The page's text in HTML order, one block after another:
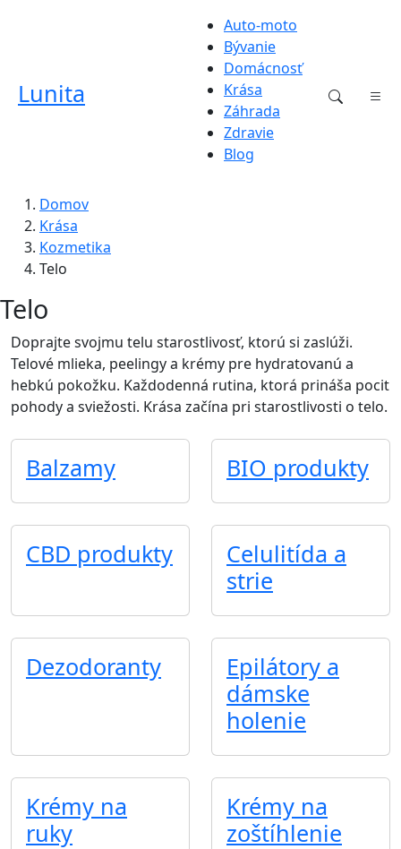
Lunita
Auto-moto
Bývanie
Domácnosť
Krása
Záhrada
Zdravie
Blog
Domov
Krása
Kozmetika
Telo
Telo
Doprajte svojmu telu starostlivosť, ktorú si zaslúži.
Telové mlieka, peelingy a krémy pre hydratovanú a
hebkú pokožku. Každodenná rutina, ktorá prináša pocit
pohody a sviežosti. Krása začína pri starostlivosti o telo.
Balzamy BIO produkty
CBD produkty
Celulitída a
strie
Dezodoranty
Epilátory a
dámske
holenie
Krémy na
ruky
Krémy na
zoštíhlenie